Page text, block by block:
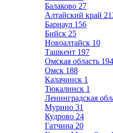
Балаково 27
Алтайский край
Барнаул 156
Бийск 25
Новоалтайск 10
Ташкент 197
Омская область 194
Омск 188
Калачинск 1
Тюкалинск 1
Ленинградская
Мурино 31
Кудрово 24
Гатчина 20